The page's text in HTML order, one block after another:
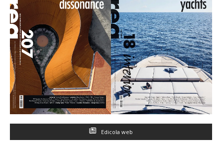
Edicola web